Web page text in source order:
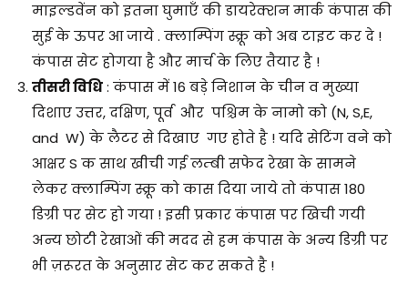
माइल्डवेंन को इतना घुमाएँ की डायरेक्शन मार्क कंपास की
सुई के ऊपर आ जाये . क्लाम्पिंग स्क्रू को अब टाइट कर दे !
कंपास सेट होगया है और मार्च के लिए तैयार है !
तीसरी विधि: कंपास में 16 बड़े निशान के चीन व मुख्या
दिशाए उत्तर, दक्षिण, पूर्व और पश्चिम के नामो को (N, S,E,
and W) के लैटर से दिखाए गए होते है ! यदि सेटिंग वने को
आक्षर S क साथ खीची गई लम्बी सफेद रेखा के सामने
लेकर क्लाम्पिंग स्क्रू को कास दिया जाये तो कंपास 180
डिग्री पर सेट हो गया ! इसी प्रकार कंपास पर खिची गयी
अन्य छोटी रेखाओं की मदद से हम कंपास के अन्य डिग्री पर
भी ज़रूरत के अनुसार सेट कर सकते है !